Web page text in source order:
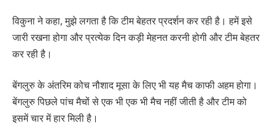
विकुना ने कहा, मुझे लगता है कि टीम बेहतर प्रदर्शन कर रही है। हमें इसे
जारी रखना होगा और प्रत्येक दिन कड़ी मेहनत करनी होगी और टीम बेहतर
कर रही है।
बेंगलुरु के अंतरिम कोच नौशाद मूसा के लिए भी यह मैच काफी अहम होगा।
बेंगलुरु पिछले पांच मैचों से एक भी एक भी मैच नहीं जीती है और टीम को
इसमें चार में हार मिली है।